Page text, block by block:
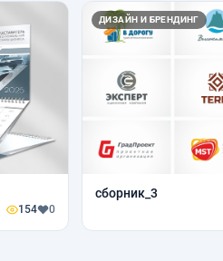
154 0
ДИЗАЙН И БРЕНДИНГ
сборник_3